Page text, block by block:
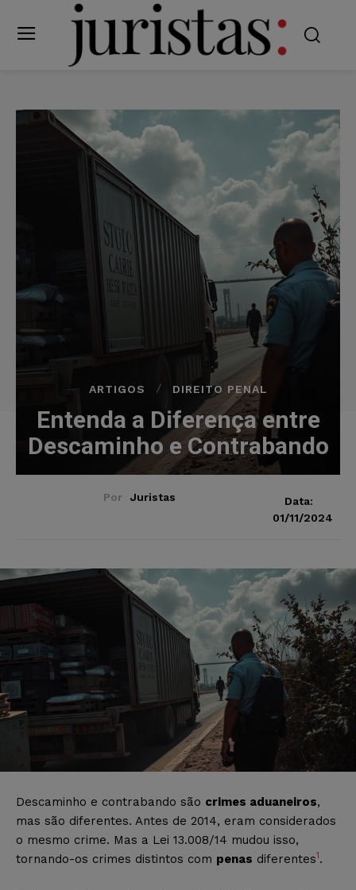
ARTIGOS DIREITO PENAL
Entenda a Diferença entre
Descaminho e Contrabando
Por Juristas
Data:
01/11/2024
Descaminho e contrabando são crimes aduaneiros,
mas são diferentes. Antes de 2014, eram considerados
o mesmo crime. Mas a Lei 13.008/14 mudou isso,
tornando-os crimes distintos com penas diferentes1.